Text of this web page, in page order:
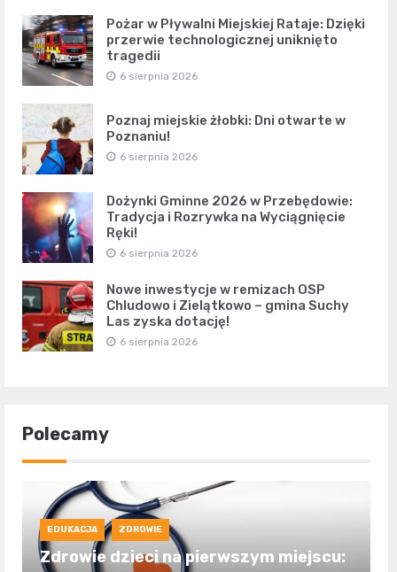
Pożar w Pływalni Miejskiej Rataje: Dzięki
przerwie technologicznej uniknięto
tragedii
6 sierpnia 2026
Poznaj miejskie żłobki: Dni otwarte w
Poznaniu!
6 sierpnia 2026
Dożynki Gminne 2026 w Przebędowie:
Tradycja i Rozrywka na Wyciągnięcie
Ręki!
6 sierpnia 2026
Nowe inwestycje w remizach OSP
Chludowo i Zielątkowo – gmina Suchy
Las zyska dotację!
6 sierpnia 2026
Polecamy
EDUKACJA ZDROWIE
Zdrowie dzieci na pierwszym miejscu: